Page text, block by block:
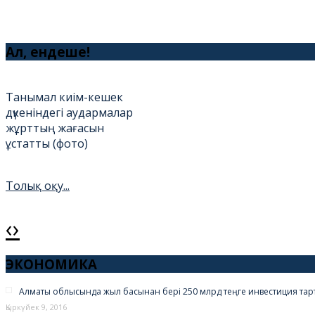
Ал, ендеше!
Танымал киім-кешек
дүкеніндегі аудармалар
жұрттың жағасын
ұстатты (фото)
Толық оқу...
Амантай қажы жас
бойжеткенді тоқалдыққа
алды (фото)
Толық оқу...
‹›
ЭКОНОМИКА
Алматы облысында жыл басынан бері 250 млрд теңге инвестиция
Қыркүйек 9, 2016